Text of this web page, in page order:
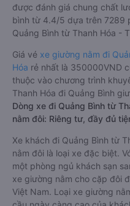
được đánh giá chung chất
bình từ 4.4/5 dựa trên 7289
Quảng Bình từ Thanh Hóa -
Giá vé xe giường nằm đi
Hóa rẻ nhất là 350000VND
thuộc vào chương trình
Thanh Hóa đi Quảng Bình
Dòng xe đi Quảng Bình từ
nằm đôi: Riêng tư, đầy đủ
Xe khách đi Quảng Bình từ
nằm đôi là loại xe đặc biệt.
một phòng ngủ khách sạn
xe giường nằm cho cặp đôi
Việt Nam. Loại xe giường